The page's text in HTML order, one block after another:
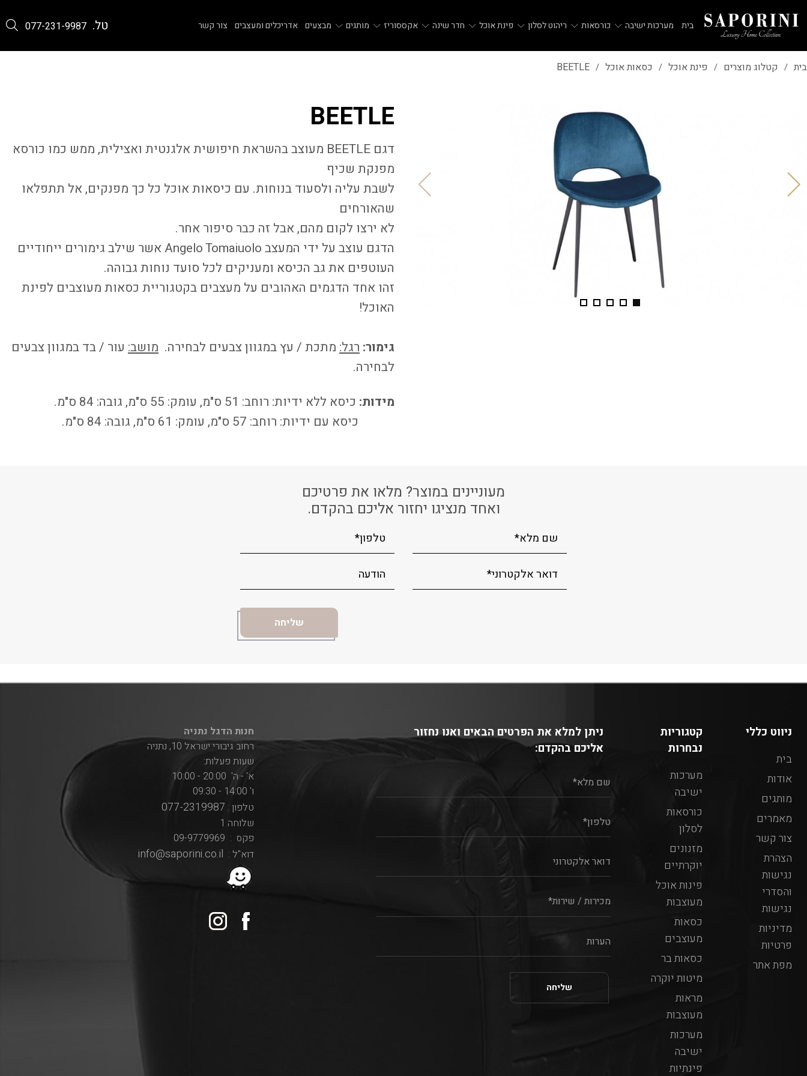
בית מערכות ישיבה כורסאות ריהוט לסלון פינת אוכל חדר שינה אקססוריז מותגים מבצעים אדריכלים ומעצבים צור קשר טל. 077-231-9987
בית / קטלוג מוצרים / פינת אוכל / כסאות אוכל /
BEETLE
BEETLE
דגם BEETLE מעוצב בהשראת חיפושית אלגנטית ואצילית, ממש כמו כורסא
מפנקת שכיף
לשבת עליה ולסעוד בנוחות. עם כיסאות אוכל כל כך מפנקים, אל תתפלאו
שהאורחים
לא ירצו לקום מהם, אבל זה כבר סיפור אחר.
הדגם עוצב על ידי המעצבAngelo Tomaiuoloאשר שילב גימורים ייחודיים
העוטפים את גב הכיסא ומעניקים לכל סועד נוחות גבוהה.
זהו אחד הדגמים האהובים על מעצבים בקטגוריית כסאות מעוצבים לפינת
האוכל!
גימור: רגל: מתכת / עץ במגוון צבעים לבחירה. מושב: עור / בד במגוון צבעים
לבחירה.
מידות: כיסא ללא ידיות: רוחב: 51 ס"מ, עומק: 55 ס"מ, גובה: 84 ס"מ.
כיסא עם ידיות: רוחב: 57 ס"מ, עומק: 61 ס"מ, גובה: 84 ס"מ.
מעוניינים במוצר? מלאו את פרטיכם
ואחד מנציגו יחזור אליכם בהקדם.
ניווט כללי
בית
אודות
מותגים
מאמרים
צור קשר
הצהרת
נגישות
והסדרי
נגישות
מדיניות
פרטיות
מפת אתר
קטגוריות
נבחרות
מערכות
ישיבה
כורסאות
לסלון
מזנונים
יוקרתיים
פינות אוכל
מעוצבות
כסאות
מעוצבים
כסאות בר
מיטות יוקרה
מראות
מעוצבות
מערכות
ישיבה
פינתיות
ניתן למלא את הפרטים הבאים ואנו נחזור
אליכם בהקדם:
חנות הדגל נתניה
רחוב גיבורי ישראל 10, נתניה
שעות פעלות:
א' - ה' 20:00 - 10:00
ו' 14:00 - 09:30
טלפון : 077-2319987
שלוחה 1
פקס : 09-9779969
דוא"ל : info@saporini.co.il